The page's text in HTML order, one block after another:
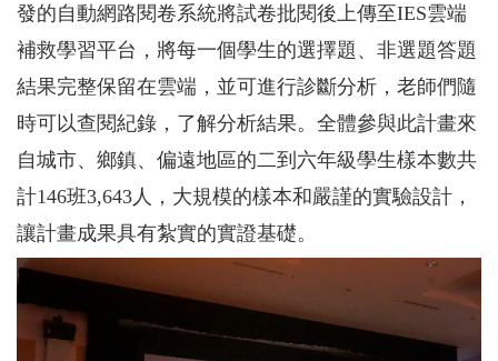
發的自動網路閱卷系統將試卷批閱後上傳至IES雲端
補救學習平台，將每一個學生的選擇題、非選題答題
結果完整保留在雲端，並可進行診斷分析，老師們隨
時可以查閱紀錄，了解分析結果。全體參與此計畫來
自城市、鄉鎮、偏遠地區的二到六年級學生樣本數共
計146班3,643人，大規模的樣本和嚴謹的實驗設計，
讓計畫成果具有紮實的實證基礎。